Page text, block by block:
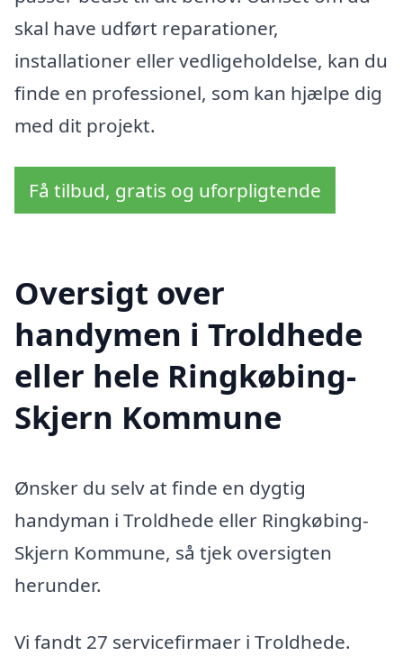
skal have udført reparationer,
installationer eller vedligeholdelse, kan du
finde en professionel, som kan hjælpe dig
med dit projekt.
Få tilbud, gratis og uforpligtende
Oversigt over
handymen i Troldhede
eller hele Ringkøbing-
Skjern Kommune
Ønsker du selv at finde en dygtig
handyman i Troldhede eller Ringkøbing-
Skjern Kommune, så tjek oversigten
herunder.
Vi fandt 27 servicefirmaer i Troldhede.